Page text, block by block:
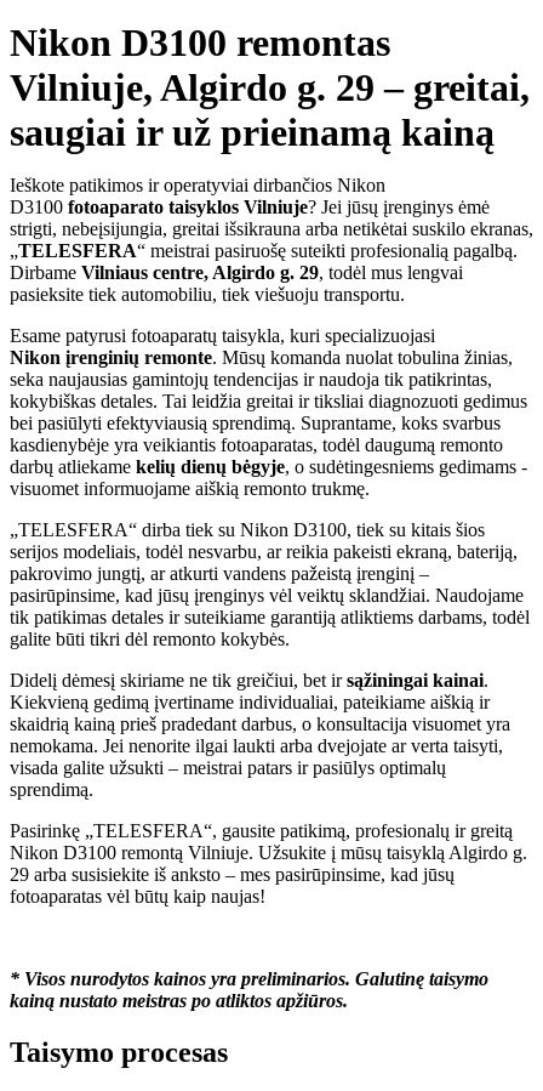
Nikon D3100 remontas
Vilniuje, Algirdo g. 29 – greitai,
saugiai ir už prieinamą kainą
Ieškote patikimos ir operatyviai dirbančios Nikon
D3100 fotoaparato taisyklos Vilniuje? Jei jūsų įrenginys ėmė
strigti, nebeįsijungia, greitai išsikrauna arba netikėtai suskilo ekranas,
„TELESFERA“ meistrai pasiruošę suteikti profesionalią pagalbą.
Dirbame Vilniaus centre, Algirdo g. 29, todėl mus lengvai
pasieksite tiek automobiliu, tiek viešuoju transportu.
Esame patyrusi fotoaparatų taisykla, kuri specializuojasi
Nikon įrenginių remonte. Mūsų komanda nuolat tobulina žinias,
seka naujausias gamintojų tendencijas ir naudoja tik patikrintas,
kokybiškas detales. Tai leidžia greitai ir tiksliai diagnozuoti gedimus
bei pasiūlyti efektyviausią sprendimą. Suprantame, koks svarbus
kasdienybėje yra veikiantis fotoaparatas, todėl daugumą remonto
darbų atliekame kelių dienų bėgyje, o sudėtingesniems gedimams -
visuomet informuojame aiškią remonto trukmę.
„TELESFERA“ dirba tiek su Nikon D3100, tiek su kitais šios
serijos modeliais, todėl nesvarbu, ar reikia pakeisti ekraną, bateriją,
pakrovimo jungtį, ar atkurti vandens pažeistą įrenginį –
pasirūpinsime, kad jūsų įrenginys vėl veiktų sklandžiai. Naudojame
tik patikimas detales ir suteikiame garantiją atliktiems darbams, todėl
galite būti tikri dėl remonto kokybės.
Didelį dėmesį skiriame ne tik greičiui, bet irsąžiningai kainai.
Kiekvieną gedimą įvertiname individualiai, pateikiame aiškią ir
skaidrią kainą prieš pradedant darbus, o konsultacija visuomet yra
nemokama. Jei nenorite ilgai laukti arba dvejojate ar verta taisyti,
visada galite užsukti – meistrai patars ir pasiūlys optimalų
sprendimą.
Pasirinkę „TELESFERA“, gausite patikimą, profesionalų ir greitą
Nikon D3100 remontą Vilniuje. Užsukite į mūsų taisyklą Algirdo g.
29 arba susisiekite iš anksto – mes pasirūpinsime, kad jūsų
fotoaparatas vėl būtų kaip naujas!
* Visos nurodytos kainos yra preliminarios. Galutinę taisymo
kainą nustato meistras po atliktos apžiūros.
Taisymo procesas